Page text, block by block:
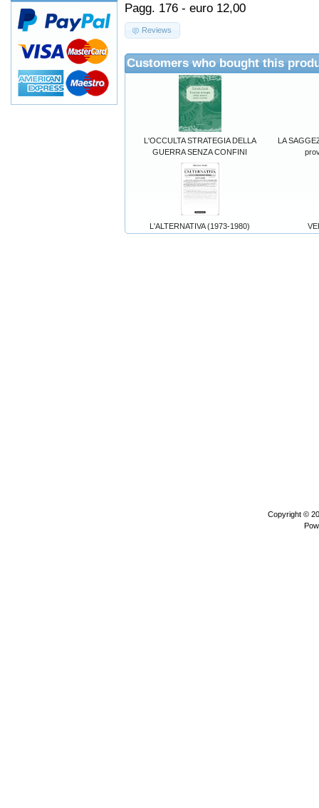
Pagg. 176 - euro 12,00
Reviews
Customers who bought this
L'OCCULTA STRATEGIA DELLA
GUERRA SENZA CONFINI
LA
L'ALTERNATIVA (1973-1980)
Copyright ©